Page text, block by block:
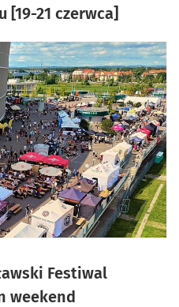
[19-21 czerwca]
Festiwal
weekend